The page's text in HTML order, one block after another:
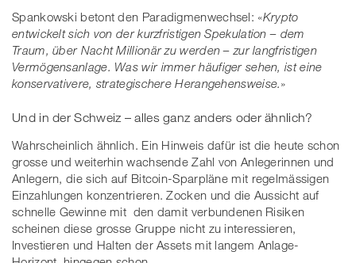
Spankowski betont den Paradigmenwechsel: «Krypto
entwickelt sich von der kurzfristigen Spekulation – dem
Traum, über Nacht Millionär zu werden – zur langfristigen
Vermögensanlage. Was wir immer häufiger sehen, ist eine
konservativere, strategischere Herangehensweise.»
Und in der Schweiz – alles ganz anders oder ähnlich?
Wahrscheinlich ähnlich. Ein Hinweis dafür ist die heute schon
grosse und weiterhin wachsende Zahl von Anlegerinnen und
Anlegern, die sich auf Bitcoin-Sparpläne mit regelmässigen
Einzahlungen konzentrieren. Zocken und die Aussicht auf
schnelle Gewinne mit den damit verbundenen Risiken
scheinen diese grosse Gruppe nicht zu interessieren,
Investieren und Halten der Assets mit langem Anlage-